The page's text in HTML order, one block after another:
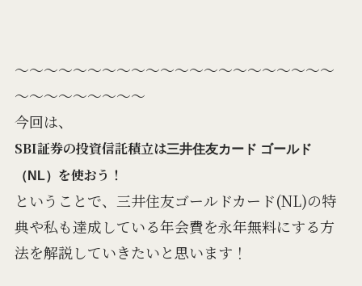
～～～～～～～～～～～～～～～～～～～～～～
～～～～～～～～～
今回は、
SBI証券の投資信託積立は三井住友カード ゴールド
（NL） を使おう！
ということで、三井住友ゴールドカード(NL)の特
典や私も達成している年会費を永年無料にする方
法を解説していきたいと思います！